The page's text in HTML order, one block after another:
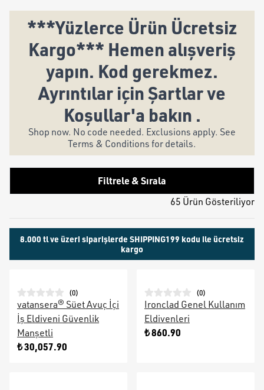
***Yüzlerce Ürün Ücretsiz
Kargo*** Hemen alışveriş
yapın. Kod gerekmez.
Ayrıntılar için Şartlar ve
Koşullar'a bakın .
Shop now. No code needed. Exclusions apply. See
Terms & Conditions for details.
Filtrele & Sırala
65 Ürün Gösteriliyor
8.000 tl ve üzeri siparişlerde SHIPPING199 kodu ile ücretsiz
kargo
(0)
vatansera® Süet Avuç İçi
İş Eldiveni Güvenlik
Manşetli
₺ 30,057.90
(0)
Ironclad Genel Kullanım
Eldivenleri
₺ 860.90